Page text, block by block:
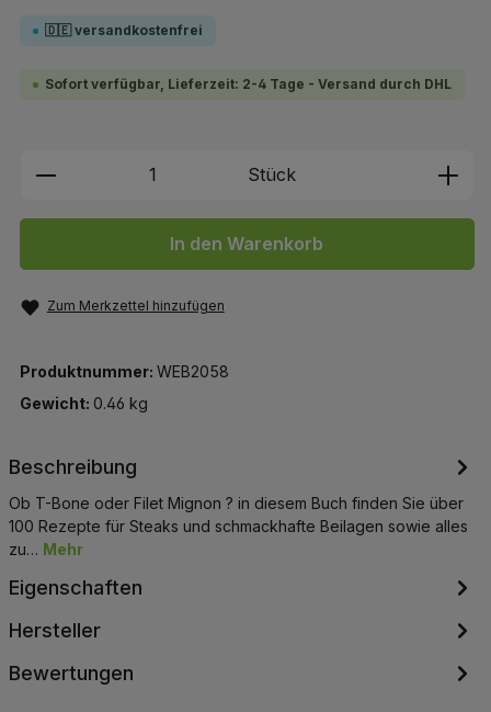
🇩🇪 versandkostenfrei
Sofort verfügbar, Lieferzeit: 2-4 Tage - Versand durch DHL
Produkt Anzahl: Gib den
Stück
In den Warenkorb
Zum Merkzettel hinzufügen
Produktnummer: WEB2058
Gewicht: 0.46 kg
Beschreibung
Ob T-Bone oder Filet Mignon ? in diesem Buch finden Sie über
100 Rezepte für Steaks und schmackhafte Beilagen sowie alles
zu… Mehr
Eigenschaften
Hersteller
Bewertungen